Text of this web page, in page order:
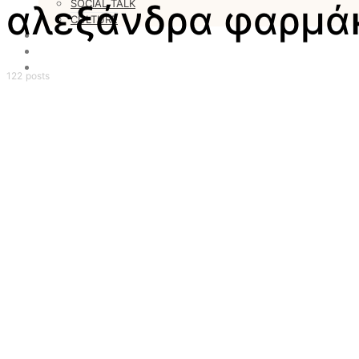
SOCIAL TALK
CULTURE
LOVESTARS
αλεξάνδρα
122 posts